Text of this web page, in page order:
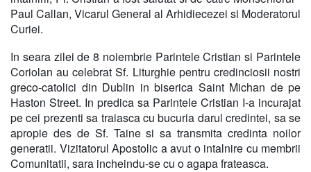
Paul Callan, Vicarul General al Arhidiecezei si Moderatorul
Curiei.
In seara zilei de 8 noiembrie Parintele Cristian si Parintele
Coriolan au celebrat Sf. Liturghie pentru credinciosii nostri
greco-catolici din Dublin in biserica Saint Michan de pe
Haston Street. In predica sa Parintele Cristian I-a incurajat
pe cei prezenti sa traiasca cu bucuria darul credintei, sa se
apropie des de Sf. Taine si sa transmita credinta noilor
generatii. Vizitatorul Apostolic a avut o intalnire cu membrii
Comunitatii, sara incheindu-se cu o agapa frateasca.